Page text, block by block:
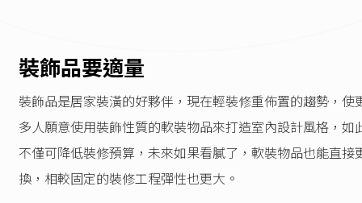
裝飾品要適量
裝飾品是居家裝潢的好夥伴，現在輕裝修重佈置的趨勢，使
多人願意使用裝飾性質的軟裝物品來打造室內設計風格，如
不僅可降低裝修預算，未來如果看膩了，軟裝物品也能直接
換，相較固定的裝修工程彈性也更大。